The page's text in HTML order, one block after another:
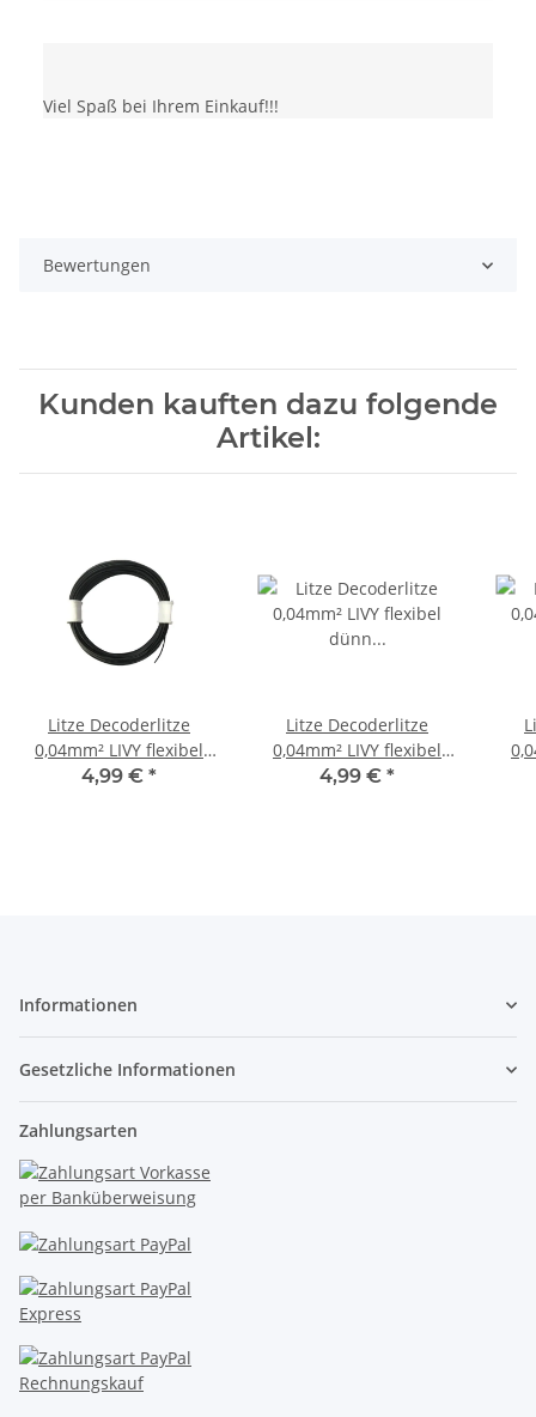
Viel Spaß bei Ihrem Einkauf!!!
Bewertungen
Kunden kauften dazu folgende
Artikel:
Litze Decoderlitze
0,04mm² LIVY flexibel
dünn verschiedene
4,99 € *
Litze Decoderlitze
0,04mm² LIVY flexibel
dünn verschiedene
4,99 € *
Informationen
Gesetzliche Informationen
Zahlungsarten